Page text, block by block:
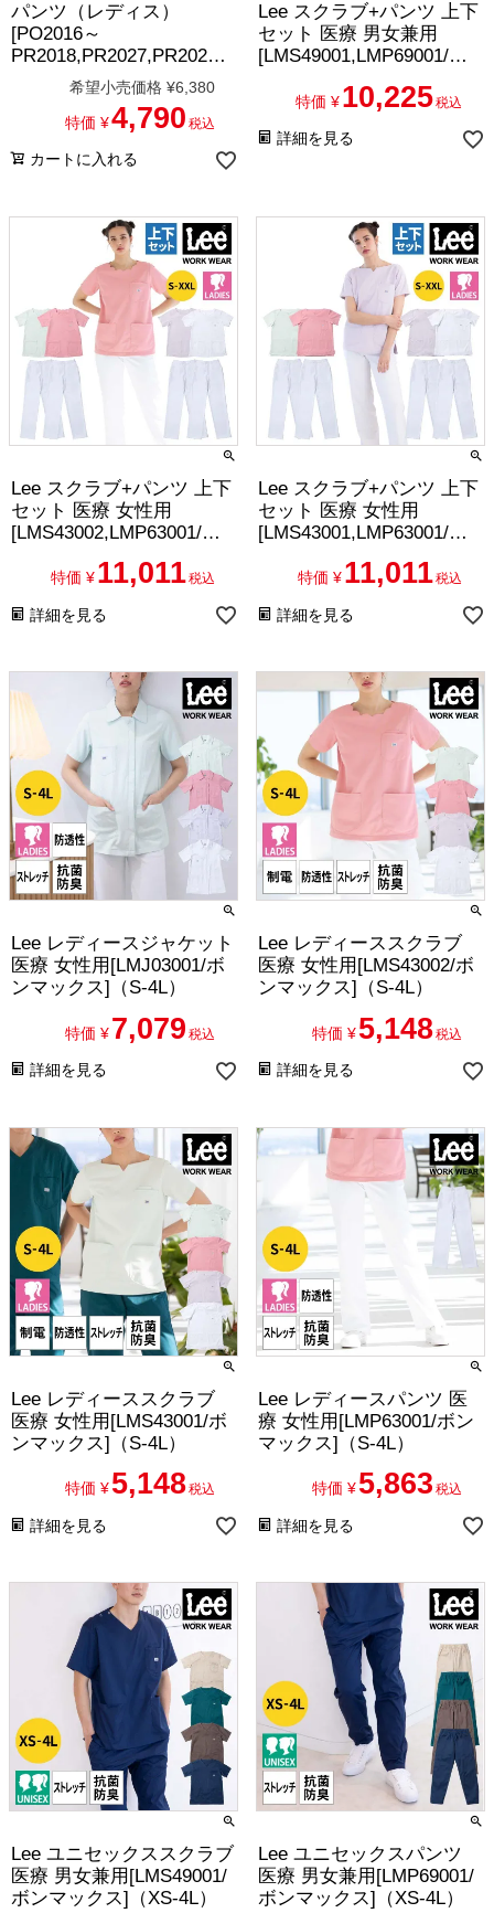
パンツ（レディス）
[PO2016～
PR2018,PR2027,PR2028,P
R2036/オンワード]（S-
希望小売価格 ¥6,380
特価 ¥4,790 税込
カートに入れる
Lee スクラブ+パンツ 上下
セット 医療 男女兼用
[LMS49001,LMP69001/ボ
特価 ¥ 10,225税込
詳細を見る
Lee スクラブ+パンツ 上下
セット 医療 女性用
[LMS43002,LMP63001/ボ
特価 ¥ 11,011税込
詳細を見る
Lee スクラブ+パンツ 上下
セット 医療 女性用
[LMS43001,LMP63001/ボ
特価 ¥ 11,011税込
詳細を見る
Lee レディースジャケット
医療 女性用[LMJ03001/ボ
ンマックス]（S-4L）
特価 ¥ 7,079 税込
詳細を見る
Lee レディーススクラブ
医療 女性用[LMS43002/ボ
ンマックス]（S-4L）
特価 ¥ 5,148税込
詳細を見る
Lee レディーススクラブ
医療 女性用[LMS43001/ボ
ンマックス]（S-4L）
特価 ¥ 5,148税込
詳細を見る
Lee レディースパンツ 医
療 女性用[LMP63001/ボン
マックス]（S-4L）
特価 ¥ 5,863 税込
詳細を見る
Lee ユニセックススクラブ
医療 男女兼用[LMS49001/
ボンマックス]（XS-4L）
Lee ユニセックスパンツ
医療 男女兼用[LMP69001/
ボンマックス]（XS-4L）